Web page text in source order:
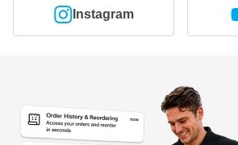
Instagram